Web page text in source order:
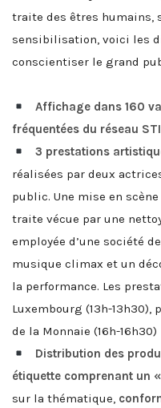
traite des êtres humains,
sensibilisation, voici les
conscientiser le grand
Affichage dans 160
fréquentées du réseau
3 prestations
réalisées par deux
public. Une mise en
traite vécue par une
employée d’une société
musique climax et un
la performance. Les
Luxembourg (13h-13h30),
de la Monnaie (16h-16h30)
Distribution des
étiquette comprenant un
sur la thématique,